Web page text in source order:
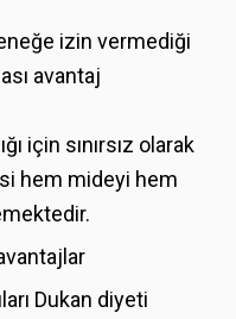
izin vermediği
avantaj
için sınırsız olarak
hem mideyi hem
Dukan diyeti